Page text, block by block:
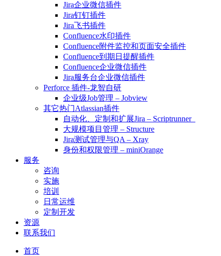
Jira企业微信插件
Jira钉钉插件
Jira飞书插件
Confluence水印插件
Confluence附件监控和页面安全插件
Confluence到期日提醒插件
Confluence企业微信插件
Jira服务台企业微信插件
Perforce 插件-龙智自研
企业级Job管理 – Jobview
其它热门Atlassian插件
自动化、定制和扩展Jira – Scriptrunner
大规模项目管理 – Structure
Jira测试管理与QA – Xray
身份和权限管理 – miniOrange
服务
咨询
实施
培训
日常运维
定制开发
资源
联系我们
首页